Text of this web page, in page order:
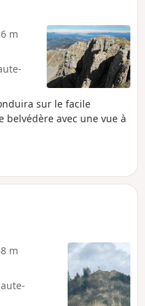
m
sur le facile
belvédère avec une vue à
m